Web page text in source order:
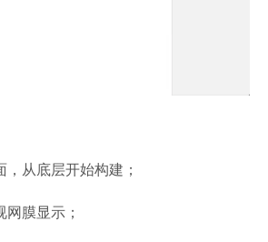
从底层开始构建；
膜显示；